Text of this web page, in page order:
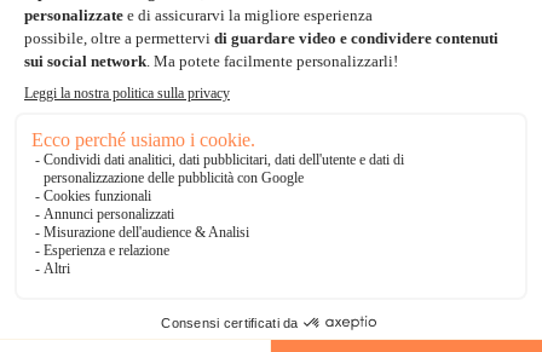
Bonifico Bancario
3 volte senza tasse
*Soluzioni di consegna
Delivengo Domicilio Internazionale